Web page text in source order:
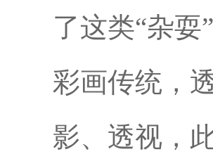
了这类“杂
彩画传统，
影、透视，